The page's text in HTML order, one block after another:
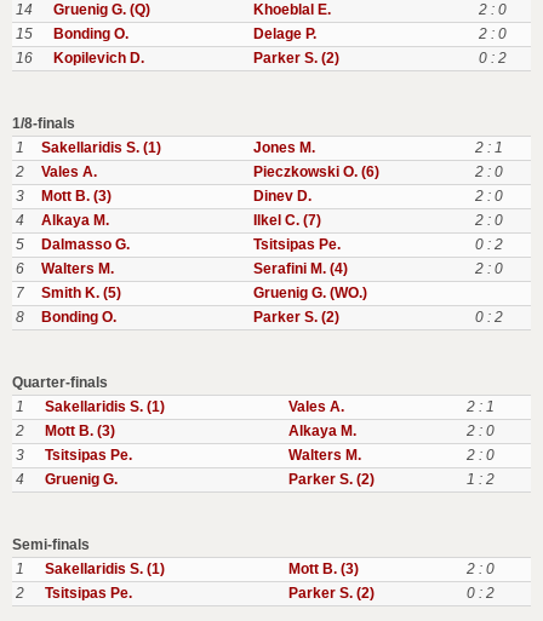
14 Gruenig G. (Q) Khoeblal E.
2 : 0
15
Bonding O. Delage P.
2 : 0
16
Kopilevich D. Parker S. (2) 0 : 2
1/8-finals
1
Sakellaridis S. (1) Jones M.
2 : 1
2
Vales A. Pieczkowski O. (6)
2 : 0
3
Mott B. (3) Dinev D.
2 : 0
4
Alkaya M. Ilkel C. (7)
2 : 0
5
Dalmasso G. Tsitsipas Pe.
0 : 2
6
Walters M. Serafini M. (4)
2 : 0
7
Smith K. (5)
Gruenig G. (WO.)
8
Bonding O. Parker S. (2) 0 : 2
Quarter-finals
1
Sakellaridis S. (1) Vales A.
2 : 1
2
Mott B. (3) Alkaya M.
2 : 0
3
Tsitsipas Pe. Walters M.
2 : 0
4
Gruenig G. Parker S. (2) 1 : 2
Semi-finals
1
Sakellaridis S. (1) Mott B. (3)
2 : 0
2
Tsitsipas Pe. Parker S. (2) 0 : 2